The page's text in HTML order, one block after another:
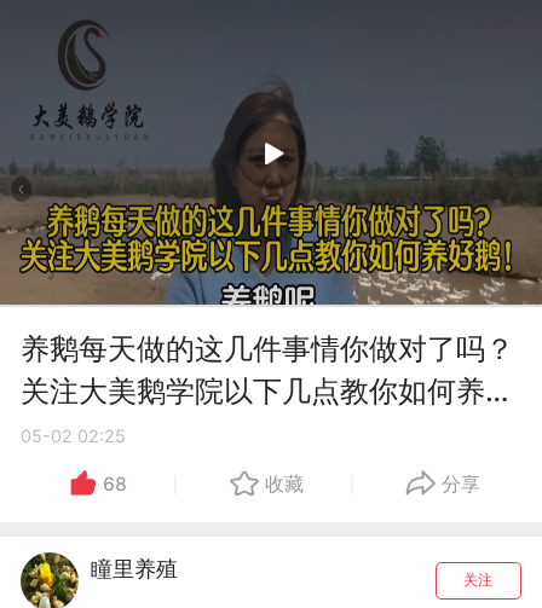
养鹅每天做的这几件事情你做对了吗？
关注大美鹅学院以下几点教你如何养好
鹅！
05-02 02:25
68 收藏 分享
瞳里养殖 关注